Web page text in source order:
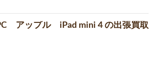
アップル iPad mini 4 の出張買取